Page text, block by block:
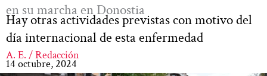
en su marcha en Donostia
Hay otras actividades previstas con motivo del
día internacional de esta enfermedad
A. E. / Redacción
14 octubre, 2024